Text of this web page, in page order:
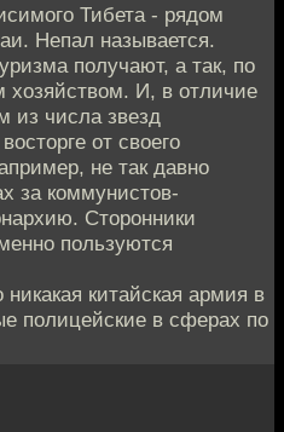
Тибета - рядом
Непал называется.
получают, а так, по
хозяйством. И, в отличие
из числа звезд
от своего
не так давно
за коммунистов-
Сторонники
пользуются
китайская армия в
полицейские в сферах по